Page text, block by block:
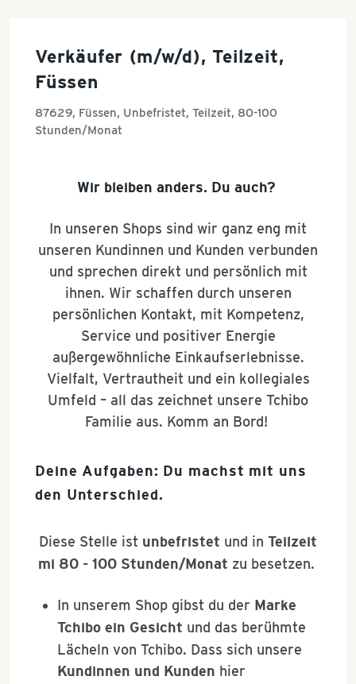
Verkäufer (m/w/d), Teilzeit,
Füssen
87629, Füssen, Unbefristet, Teilzeit, 80-100
Stunden/Monat
Wir bleiben anders. Du auch?
In unseren Shops sind wir ganz eng mit
unseren Kundinnen und Kunden verbunden
und sprechen direkt und persönlich mit
ihnen. Wir schaffen durch unseren
persönlichen Kontakt, mit Kompetenz,
Service und positiver Energie
außergewöhnliche Einkaufserlebnisse.
Vielfalt, Vertrautheit und ein kollegiales
Umfeld – all das zeichnet unsere Tchibo
Familie aus. Komm an Bord!
Deine Aufgaben: Du machst mit uns
den Unterschied.
Diese Stelle ist unbefristet und in Teilzeit
mi 80 - 100 Stunden/Monat zu besetzen.
In unserem Shop gibst du der Marke
Tchibo ein Gesicht und das berühmte
Lächeln von Tchibo. Dass sich unsere
Kundinnen und Kunden hier